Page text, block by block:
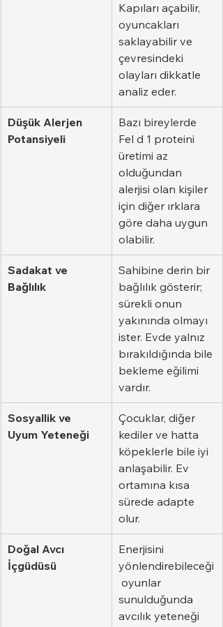
Kapıları açabilir,
oyuncakları
saklayabilir ve
çevresindeki
olayları dikkatle
analiz eder.
Düşük Alerjen
Potansiyeli
Bazı bireylerde
Fel d 1 proteini
üretimi az
olduğundan
alerjisi olan kişiler
için diğer ırklara
göre daha uygun
olabilir.
Sadakat ve
Bağlılık
Sahibine derin bir
bağlılık gösterir;
sürekli onun
yakınında olmayı
ister. Evde yalnız
bırakıldığında bile
bekleme eğilimi
vardır.
Sosyallik ve
Uyum Yeteneği
Çocuklar, diğer
kediler ve hatta
köpeklerle bile iyi
anlaşabilir. Ev
ortamına kısa
sürede adapte
olur.
Doğal Avcı
İçgüdüsü
Enerjisini
yönlendirebileceği
oyunlar
sunulduğunda
avcılık yeteneği